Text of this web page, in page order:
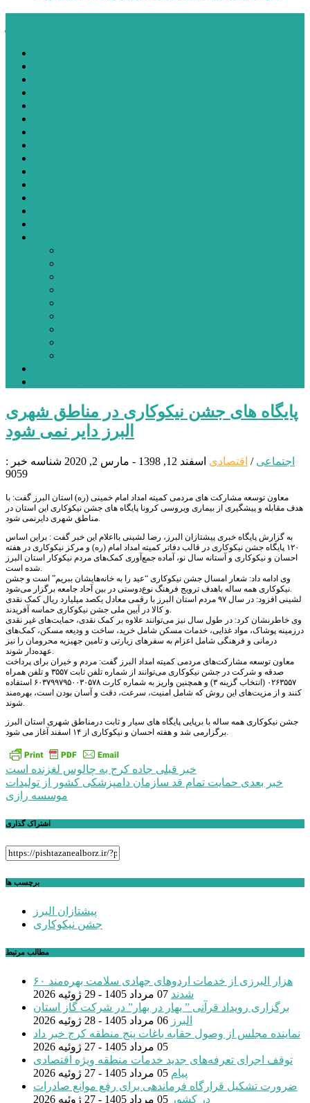
پایگاه های جشن نیکوکاری در مناطق شهری
البرز دایر نمی شود
اجتماعی / اقتصادی اسفند 12, 1398 - مارس 2, 2020
شناسه خبر :
9059
معاون توسعه مشارکت های مردمی کمیته امداد امام خمینی (ره) استان البرز گفت: با
هدف مقابله و پیشگیری از بیماری ویروسی کرونا پایگاه های جشن نیکوکاری این استان در
مناطق شهری دایرنمی شود.
به گزارش پایگاه خبری پیشتازان البرز، رضا لشینی بااعلام این خبر گفت : براین اساس
۱۲۰ پایگاه جشن نیکوکاری در قالب دفاتر کمیته امداد امام (ره) و مرکز نیکوکاری در هفته
احسان و نیکوکاری و آستانه سال نو، آماده جمع‌آوری کمک‌های مردم نیکوکار استان البرز
شده است.
وی ادامه داد: شعار امسال جشن نیکوکاری “عید را به خانه‌هایشان ببریم” است و جشن
نیکوکاری همه ساله باهدف ترویج فرهنگ نوع‌دوستی در بین آحاد جامعه برگزار می‌شود.
لشینی افزود: در سال ۹۷ مردم استان البرز با رقمی معادل یکصد میلیارد ریال کمک نقدی
و کالا در آیین ملی جشن نیکوکاری حماسه آفریدند.
وی خاطرنشان کرد: در طول سال نیز می‌توانند علاوه بر کمک نقدی، حمایت‌های غیر نقدی
درزمینه پوشاک، مواد غذایی، خدمات مسکن شامل خرید، ساخت و ودیعه مسکن، کمک‌های
درمانی و فرهنگی شامل اعزام به سفرهای زیارتی و تامین جهیزیه محرومان را نیز
عهده‌دار شوند.
معاون توسعه مشارکت‌های مردمی کمیته امداد البرز گفت: مردم و خیران برای پرداخت
صدقه و شرکت در جشن نیکوکاری می‌توانند از شماره تلفن ثابت ۳۵۵۷ و تلفن همراه
۰۲۶۳۵۵۷ (انتخاب گزینه ۳) و همچنین واریز به شماره کارت ۶۰۳۷۹۹۷۹۵۰۰۳۰۵۷۸ استفاده
کنند و از مزیت‌های این روش که شامل امنیت، سرعت، دقت و آسان بودن است، بهره‌مند
شوند.
جشن نیکوکاری همه ساله با برپایی پایگاه های سیار و ثابت درمناطق شهری استان البرز
برگزارمی شد و هفته احسان و نیکوکاری از ۱۴ اسفند آغاز می شود.
راهبری
نوشته
خبر قبلی جاده کرج به چالوس لغزنده است
خبر بعدی حمایت تمام قد سازمان دامپزشکی کشور از تولیدات
موسسه رازی
اشتراک گذاری
برچسب ها
پیشتازان البرز
جشن نیکوکاری
مطالب مرتبط
۶۰ هزار البرزی از خدمات اردوهای جهادی سلامت بهره‌مند
شدند 07 مرداد 1405 - 29 ژوئیه 2026
برگزاری رویداد قرآنی ” بهار در بهار” در شرکت گاز استان
البرز 06 مرداد 1405 - 28 ژوئیه 2026
نماینده مجلس از وصول حقابه باغات پنج منطقه کرج خبر داد
05 مرداد 1405 - 27 ژوئیه 2026
توقف اجرای تعرفه‌های جدید خدمات منطقه ویژه اقتصادی
پیام 05 مرداد 1405 - 27 ژوئیه 2026
ضرورت تشکیل قرارگاه فرماندهی برای رفع موانع صادرات
در کشور 05 مرداد 1405 - 27 ژوئیه 2026